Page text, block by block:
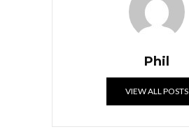
Phil
VIEW ALL POSTS